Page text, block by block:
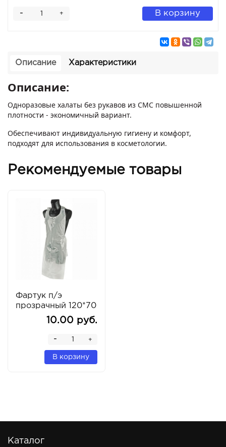
+
- В корзину
Описание Характеристики
Описание:
Одноразовые халаты без рукавов из СМС повышенной
плотности - экономичный вариант.
Обеспечивают индивидуальную гигиену и комфорт,
подходят для использования в косметологии.
Рекомендуемые товары
Фартук п/э
прозрачный 120*70
см (50 штук)
10.00 руб.
+
-
В корзину
Каталог